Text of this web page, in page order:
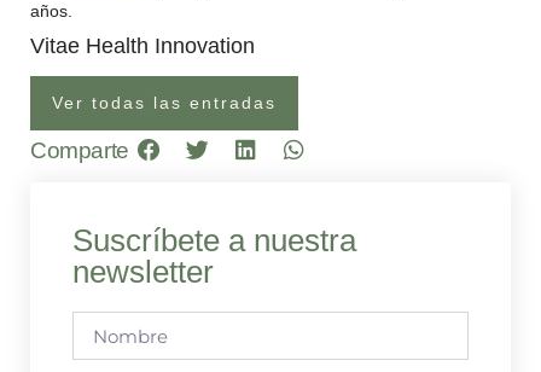
años.
Vitae Health Innovation
Ver todas las entradas
Comparte
Suscríbete a nuestra
newsletter